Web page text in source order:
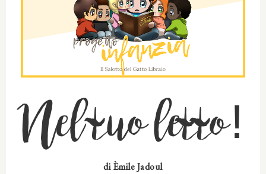
Nel tuo letto!
di Èmile Jadoul